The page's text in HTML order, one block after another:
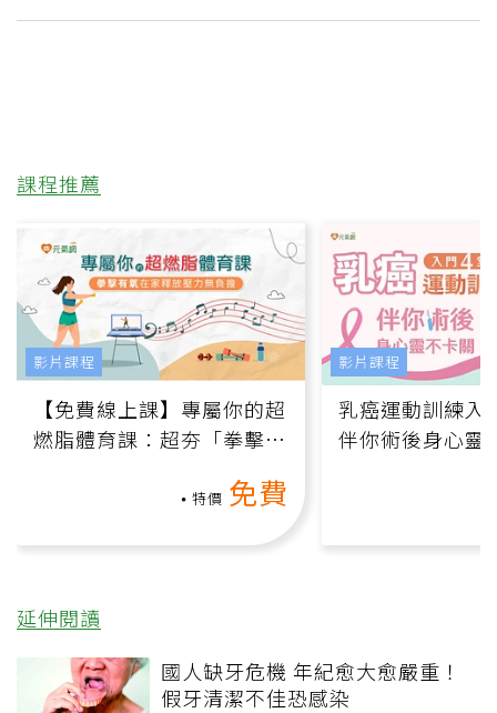
課程推薦
【免費線上課】專屬你的超
燃脂體育課：超夯「拳擊有
特價 免費
影片課程
乳癌運動訓練入
伴你術後身心靈
影片課程
延伸閱讀
國人缺牙危機 年紀愈大愈嚴重！
假牙清潔不佳恐感染